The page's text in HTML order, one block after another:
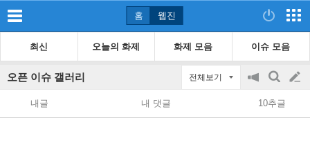
홈 웹진
최신 오늘의 화제 화제 모음 이슈 모음
오픈 이슈 갤러리 전체보기
공
지
on/off
검
색
글
쓰
내글 내 댓글 10추글